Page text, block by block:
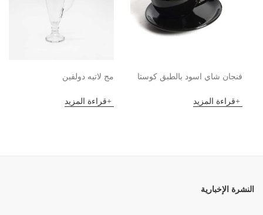
مج لاتيه دولفين
قراءة المزيد
فنجان شاي اسود بالطبق كوستا
قراءة المزيد
النشرة الإخبارية